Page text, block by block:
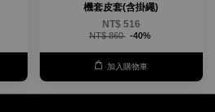
機套皮套(含掛繩)
NT$ 516
NT$ 860 -40%
加入購物車